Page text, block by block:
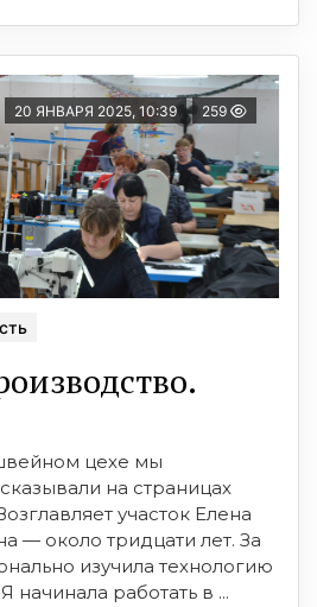
20 ЯНВАРЯ 2025, 10:39 259
цехе мы
на страницах
участок Елена
— около тридцати лет. За
изучила технологию
работать в ...